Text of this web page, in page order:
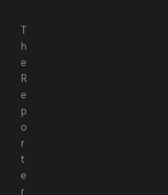
T
h
e
R
e
p
o
r
t
e